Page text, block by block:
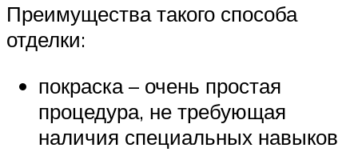
Преимущества такого способа
отделки:
покраска – очень простая
процедура, не требующая
наличия специальных навыков